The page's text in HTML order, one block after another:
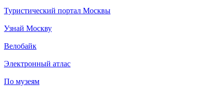
Туристический портал Москвы
Узнай Москву
Велобайк
Электронный атлас
По музеям